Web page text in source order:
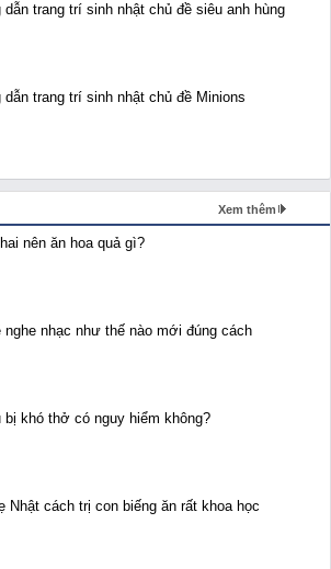
dẫn trang trí sinh nhật chủ đề siêu anh hùng
dẫn trang trí sinh nhật chủ đề Minions
Xem thêm
nên ăn hoa quả gì?
nghe nhạc như thế nào mới đúng cách
bị khó thở có nguy hiểm không?
Nhật cách trị con biếng ăn rất khoa học